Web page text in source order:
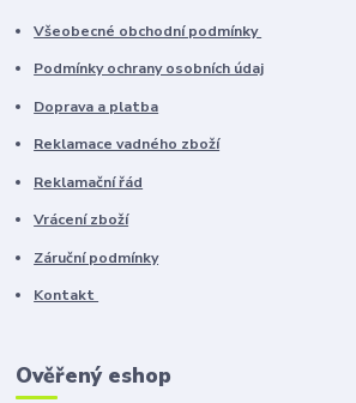
Všeobecné obchodní podmínky
Podmínky ochrany osobních údaj
Doprava a platba
Reklamace vadného zboží
Reklamační řád
Vrácení zboží
Záruční podmínky
Kontakt
Ověřený eshop